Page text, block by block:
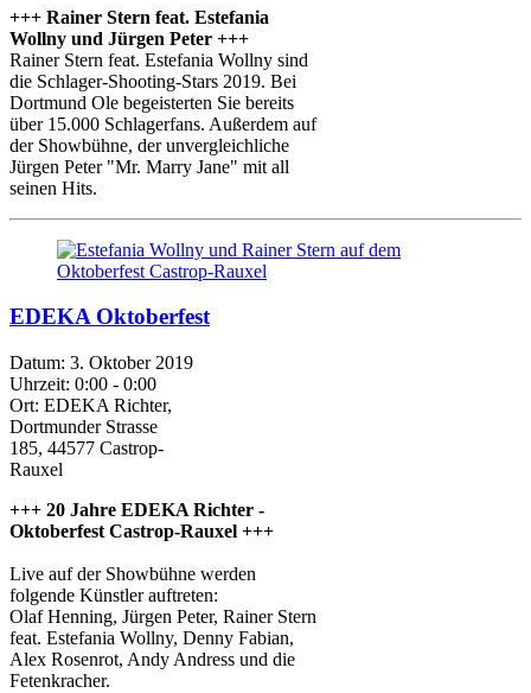
+++ Rainer Stern feat. Estefania
Wollny und Jürgen Peter +++
Rainer Stern feat. Estefania Wollny sind
die Schlager-Shooting-Stars 2019. Bei
Dortmund Ole begeisterten Sie bereits
über 15.000 Schlagerfans. Außerdem auf
der Showbühne, der unvergleichliche
Jürgen Peter "Mr. Marry Jane" mit all
seinen Hits.
EDEKA Oktoberfest
Datum: 3. Oktober 2019
Uhrzeit: 0:00 - 0:00
Ort: EDEKA Richter,
Dortmunder Strasse
185, 44577 Castrop-
Rauxel
+++ 20 Jahre EDEKA Richter -
Oktoberfest Castrop-Rauxel +++
Live auf der Showbühne werden
folgende Künstler auftreten:
Olaf Henning, Jürgen Peter, Rainer Stern
feat. Estefania Wollny, Denny Fabian,
Alex Rosenrot, Andy Andress und die
Fetenkracher.